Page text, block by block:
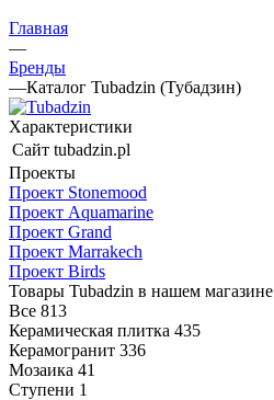
Главная
—
Бренды
—Каталог Tubadzin (Тубадзин)
Характеристики
Сайт tubadzin.pl
Проекты
Проект Stonemood
Проект Aquamarine
Проект Grand
Проект Marrakech
Проект Birds
Товары Tubadzin в нашем магазине
Все 813
Керамическая плитка 435
Керамогранит 336
Мозаика 41
Ступени 1